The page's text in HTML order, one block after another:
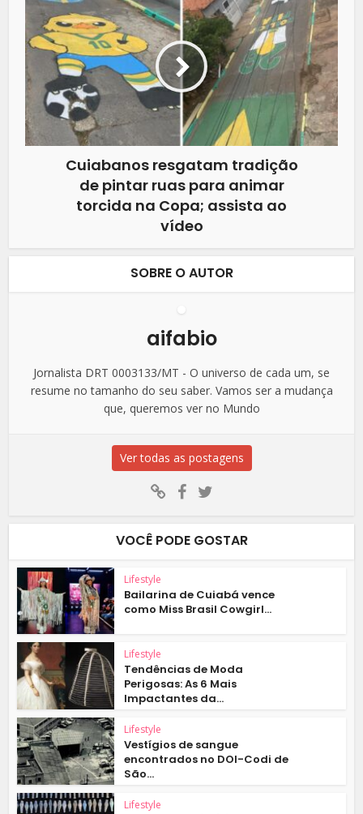
Cuiabanos resgatam tradição
de pintar ruas para animar
torcida na Copa; assista ao
vídeo
SOBRE O AUTOR
aifabio
Jornalista DRT 0003133/MT - O universo de cada um, se
resume no tamanho do seu saber. Vamos ser a mudança
que, queremos ver no Mundo
Ver todas as postagens
VOCÊ PODE GOSTAR
Lifestyle
Bailarina de Cuiabá vence
como Miss Brasil Cowgirl...
Lifestyle
Tendências de Moda
Perigosas: As 6 Mais
Impactantes da...
Lifestyle
Vestígios de sangue
encontrados no DOI-Codi de
São...
Lifestyle